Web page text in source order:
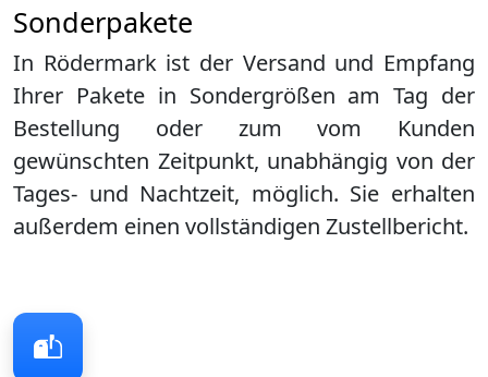
Sonderpakete
In Rödermark ist der Versand und Empfang
Ihrer Pakete in Sondergrößen am Tag der
Bestellung oder zum vom Kunden
gewünschten Zeitpunkt, unabhängig von der
Tages- und Nachtzeit, möglich. Sie erhalten
außerdem einen vollständigen Zustellbericht.